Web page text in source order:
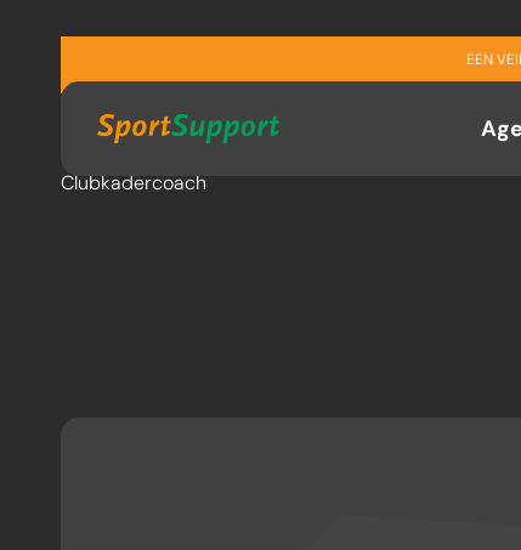
EEN
Thijs
Clubkadercoach